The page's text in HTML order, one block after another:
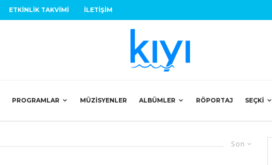
ETKINLIK TAKVIMI İLETIŞIM
PROGRAMLAR MÜZISYENLER ALBÜMLER RÖPORTAJ SEÇKI
Son